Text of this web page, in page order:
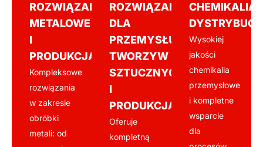
ROZWIĄZANIA
METALOWE
I
PRODUKCJA
Kompleksowe
rozwiązania
w zakresie
obróbki
metali: od
ROZWIĄZANIA
DLA
PRZEMYSŁU
TWORZYW
SZTUCZNYCH
I
PRODUKCJA
Oferuje
kompletną
CHEMIKALIA
Wysokiej
jakości
chemikalia
przemysłowe
i kompletne
wsparcie
dla